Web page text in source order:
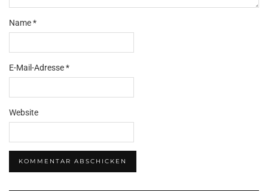
Name*
E-Mail-Adresse*
Website